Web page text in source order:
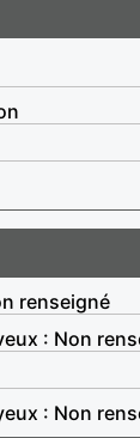
renseigné
: Non
: Non